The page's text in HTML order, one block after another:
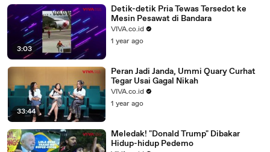
3:03
Detik-detik Pria Tewas Tersedot ke
Mesin Pesawat di Bandara
VIVA.co.id
1 year ago
33:44
Peran Jadi Janda, Ummi Quary Curhat
Tegar Usai Gagal Nikah
VIVA.co.id
1 year ago
Meledak! "Donald Trump" Dibakar
Hidup-hidup Pedemo